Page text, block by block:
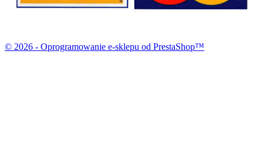
© 2026 - Oprogramowanie e-sklepu od PrestaShop™